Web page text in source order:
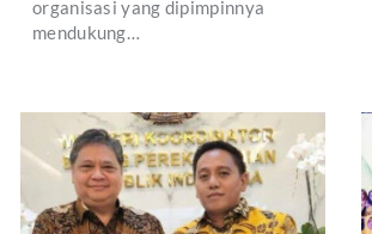
organisasi yang dipimpinnya
mendukung…